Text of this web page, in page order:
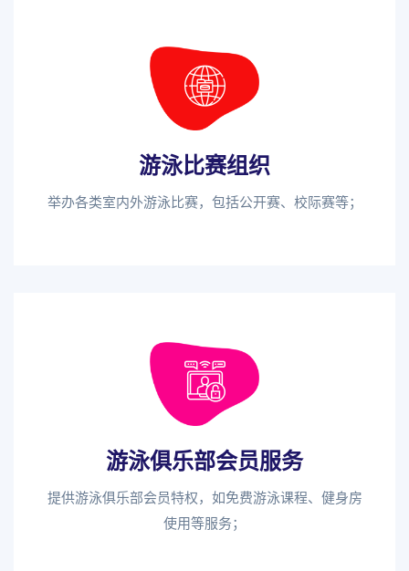
游泳比赛组织
举办各类室内外游泳比赛，包括公开赛、校际赛等；
游泳俱乐部会员服务
提供游泳俱乐部会员特权，如免费游泳课程、健身房
使用等服务；